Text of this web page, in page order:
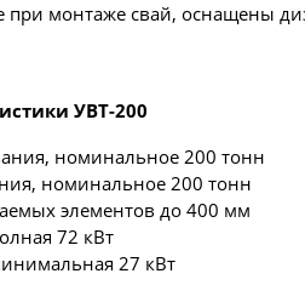
монтаже свай, оснащены
УВТ-200
номинальное 200 тонн
номинальное 200 тонн
элементов до 400 мм
72 кВт
27 кВт